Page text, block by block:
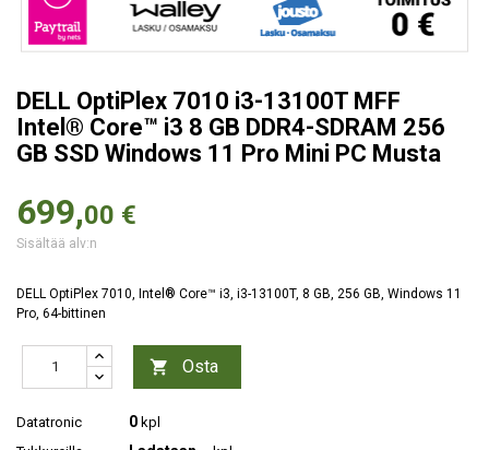
DELL OptiPlex 7010 i3-13100T MFF
Intel® Core™ i3 8 GB DDR4-SDRAM 256
GB SSD Windows 11 Pro Mini PC Musta
699,00 €
Sisältää alv:n
DELL OptiPlex 7010, Intel® Core™ i3, i3-13100T, 8 GB, 256 GB, Windows 11
Pro, 64-bittinen
 Osta
Datatronic 0 kpl